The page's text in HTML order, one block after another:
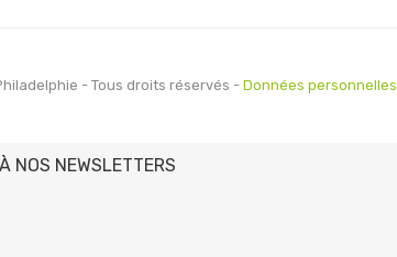
- Tous droits réservés - Données personnelles
NOS NEWSLETTERS